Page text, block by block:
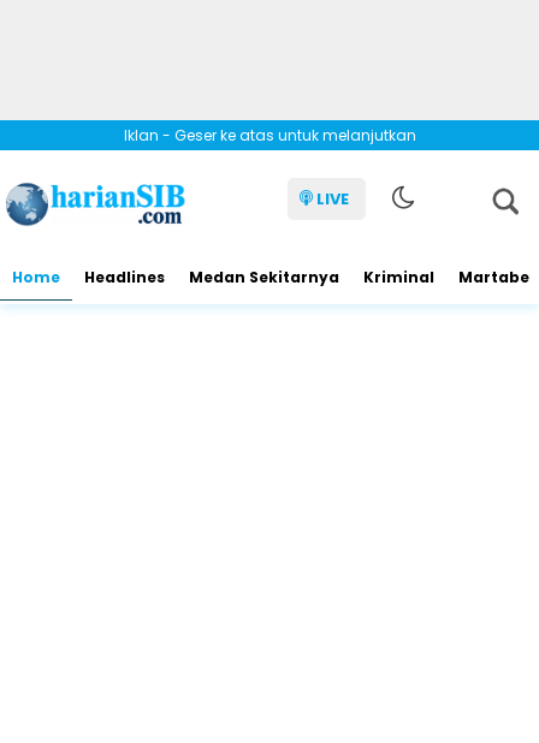
Iklan - Geser ke atas untuk melanjutkan
LIVE
Home Headlines Medan Sekitarnya Kriminal Martabe